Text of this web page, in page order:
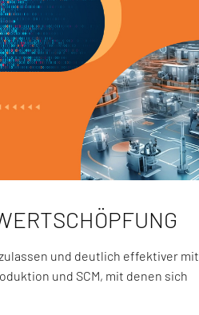
und deutlich effektiver mit
und SCM, mit denen sich